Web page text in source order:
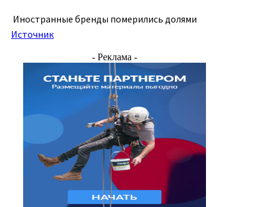
Иностранные бренды померились долями
Источник
- Реклама -